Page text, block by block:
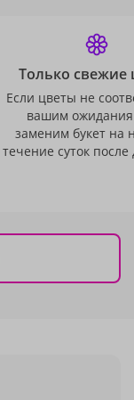
Только свежие
Если цветы не
вашим
заменим букет на
течение суток после